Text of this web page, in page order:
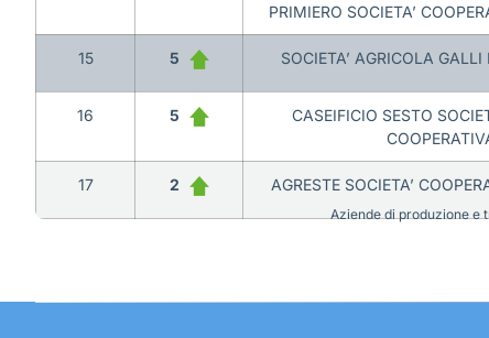
PRIMIERO SOCIETA’
15 5 SOCIETA’ AGRICOLA GALLI
16 5
CASEIFICIO SESTO
17 2 AGRESTE SOCIETA’
Aziende di produzione e